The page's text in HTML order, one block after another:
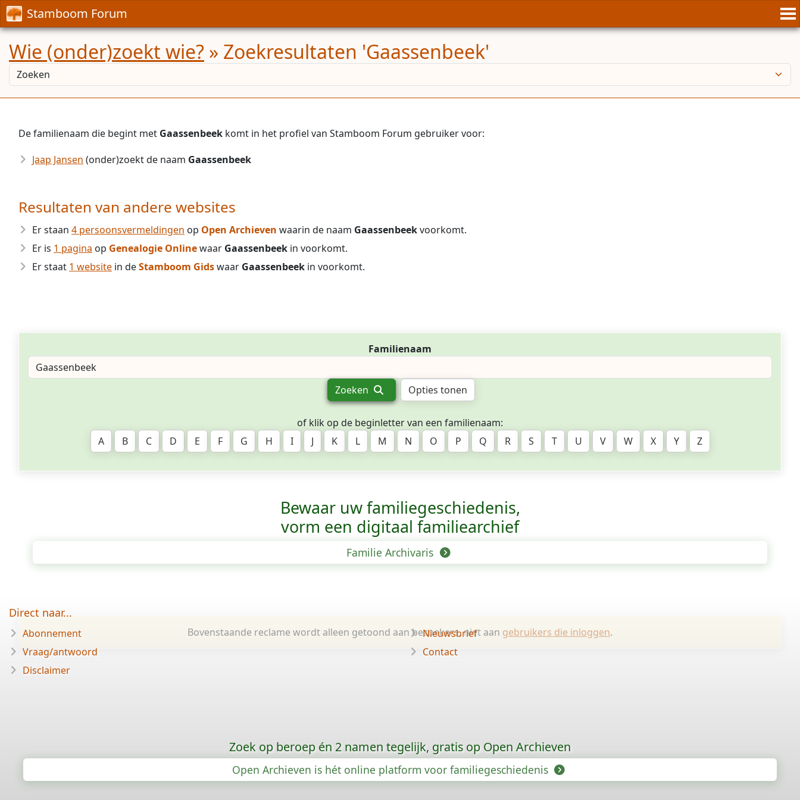
Stamboom Forum
Wie (onder)zoekt wie? » Zoekresultaten 'Gaassenbeek'
De familienaam die begint met Gaassenbeek komt in het profiel van Stamboom Forum gebruiker voor:
Jaap Jansen (onder)zoekt de naam Gaassenbeek
Resultaten van andere websites
Er staan 4 persoonsvermeldingen op Open Archieven waarin de naam Gaassenbeekvoorkomt.
Er is 1 pagina op Genealogie Onlinewaar Gaassenbeek in voorkomt.
Er staat 1 website in deStamboom Gidswaar Gaassenbeek in voorkomt.
Familienaam
Zoeken Opties tonen
of klik op de beginletter van een familienaam:
A
B C D E F G H I J K L M N O P Q R S T U V W X Y Z
Bewaar uw familie­geschiedenis,
vorm een digitaal familiearchief
Familie Archivaris
Bovenstaande reclame wordt alleen getoond aan bezoekers, niet aan gebruikers die inloggen.
Direct naar...
Abonnement
Vraag/antwoord
Disclaimer
Nieuwsbrief
Contact
Zoek op beroep én 2 namen tegelijk, gratis op Open Archieven
Open Archieven is hét online platform voor familiegeschiedenis